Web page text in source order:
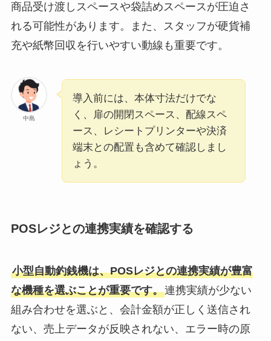
商品受け渡しスペースや袋詰めスペースが圧迫さ
れる可能性があります。また、スタッフが硬貨補
充や紙幣回収を行いやすい動線も重要です。
中島
導入前には、本体寸法だけでな
く、扉の開閉スペース、配線スペ
ース、レシートプリンターや決済
端末との配置も含めて確認しまし
ょう。
POSレジとの連携実績を確認する
小型自動釣銭機は、POSレジとの連携実績が豊富
な機種を選ぶことが重要です。連携実績が少ない
組み合わせを選ぶと、会計金額が正しく送信され
ない、売上データが反映されない、エラー時の原